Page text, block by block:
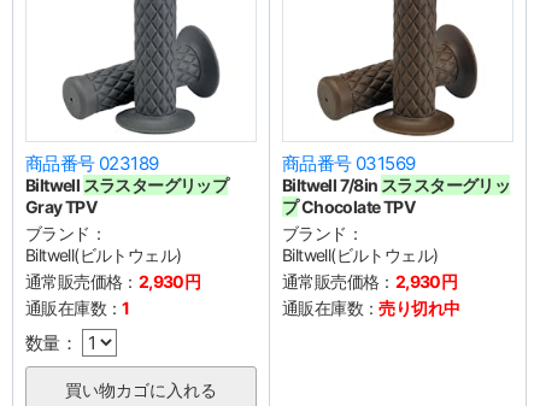
商品番号 023189
Biltwell スラスターグリップ
Gray TPV
ブランド：
Biltwell(ビルトウェル)
通常販売価格： 2,930円
通販在庫数：1
数量：
商品番号 031569
Biltwell 7/8in スラスターグリッ
プChocolate TPV
ブランド：
Biltwell(ビルトウェル)
通常販売価格： 2,930円
通販在庫数：売り切れ中